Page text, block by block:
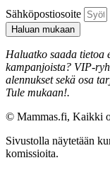
Sähköpostiosoite
Haluan mukaan
Haluatko saada tietoa
kampanjoista? VIP-
alennukset sekä osa
Tule mukaan!.
© Mammas.fi, Kaikki
Sivustolla näytetään
komissioita.